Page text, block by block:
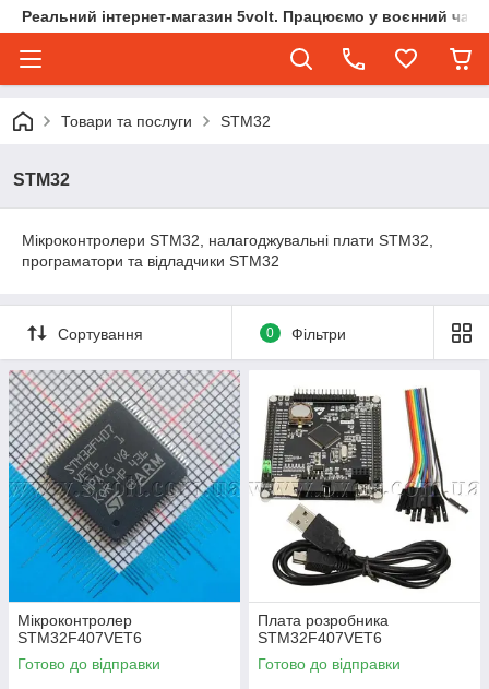
Реальний інтернет-магазин 5volt. Працюємо у воєнний
Товари та послуги STM32
STM32
Мікроконтролери STM32, налагоджувальні плати STM32,
програматори та відладчики STM32
Сортування 0 Фільтри
Мікроконтролер
STM32F407VET6
Готово до відправки
Плата розробника
STM32F407VET6
Готово до відправки